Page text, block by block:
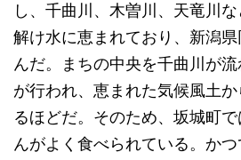
し、千曲川、木曽川、天竜川
解け水に恵まれており、新潟
んだ。まちの中央を千曲川が
が行われ、恵まれた気候風土
るほどだ。そのため、坂城町
んがよく食べられている。か